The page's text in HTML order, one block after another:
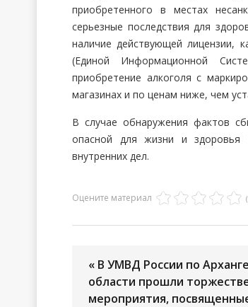
приобретенного в местах
серьезные последствия для
наличие действующей лицензии,
(Единой Информационной
приобретение алкоголя с
магазинах и по ценам ниже, чем
В случае обнаружения фактов
опасной для жизни и здоровья
внутренних дел.
Оцените материал
« В УМВД России по
области прошли
мероприятия,